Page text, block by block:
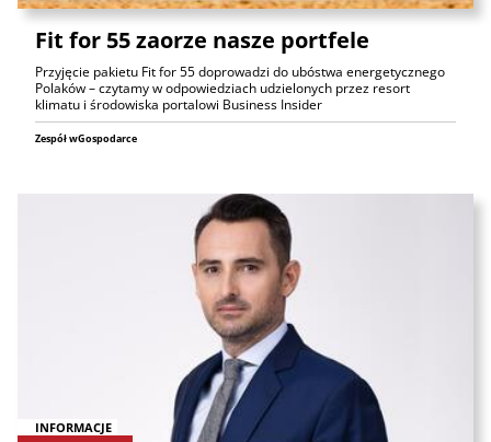
Fit for 55 zaorze nasze portfele
Przyjęcie pakietu Fit for 55 doprowadzi do ubóstwa energetycznego
Polaków – czytamy w odpowiedziach udzielonych przez resort
klimatu i środowiska portalowi Business Insider
Zespół wGospodarce
INFORMACJE